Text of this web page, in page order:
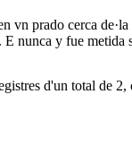
vn prado cerca
E nunca y fue metida
d'un total de